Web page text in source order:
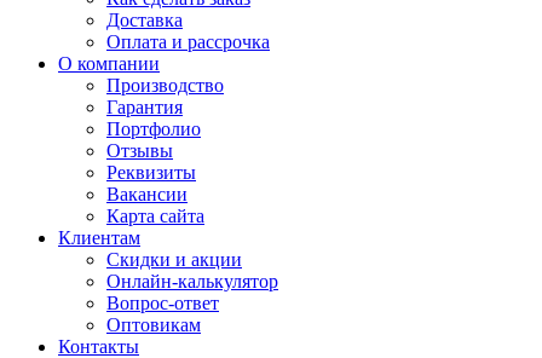
Доставка
Оплата и рассрочка
О компании
Производство
Гарантия
Портфолио
Отзывы
Реквизиты
Вакансии
Карта сайта
Клиентам
Скидки и акции
Онлайн-калькулятор
Вопрос-ответ
Оптовикам
Контакты